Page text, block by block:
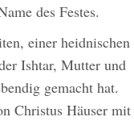
des Festes.
einer heidnischen
Ishtar, Mutter und
gemacht hat.
Christus Häuser mit